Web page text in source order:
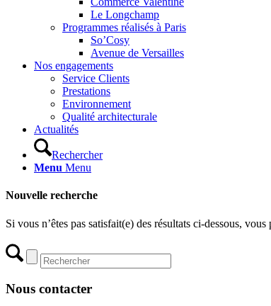
Le Longchamp
Programmes réalisés à Paris
So’Cosy
Avenue de Versailles
Nos engagements
Service Clients
Prestations
Environnement
Qualité architecturale
Actualités
Rechercher
Menu Menu
Nouvelle recherche
Si vous n’êtes pas satisfait(e) des résultats ci-dessous,
Nous contacter